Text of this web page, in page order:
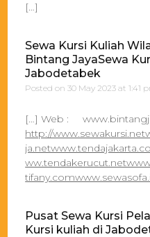
[…]
Sewa Kursi Kuliah
Bintang JayaSewa
Jabodetabek
Posted on30 May 2023 at 1:41
[…] Web :
http://
Pusat Sewa Kursi
Kursi kuliah di